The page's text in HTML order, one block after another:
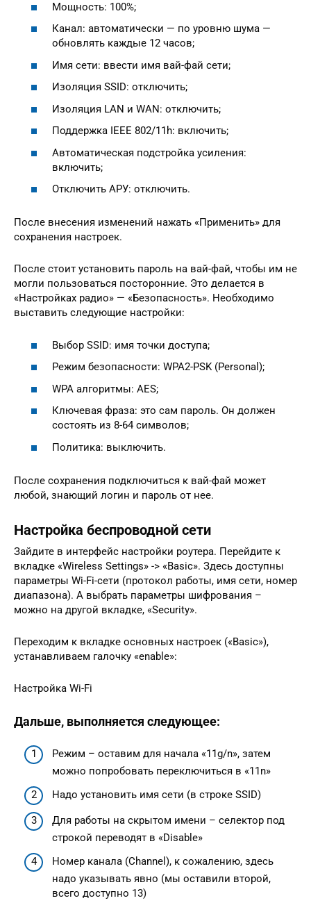
Мощность: 100%;
Канал: автоматически — по уровню шума —
обновлять каждые 12 часов;
Имя сети: ввести имя вай-фай сети;
Изоляция SSID: отключить;
Изоляция LAN и WAN: отключить;
Поддержка IEEE 802/11h: включить;
Автоматическая подстройка усиления:
включить;
Отключить АРУ: отключить.
После внесения изменений нажать «Применить» для
сохранения настроек.
После стоит установить пароль на вай-фай, чтобы им не
могли пользоваться посторонние. Это делается в
«Настройках радио» — «Безопасность». Необходимо
выставить следующие настройки:
Выбор SSID: имя точки доступа;
Режим безопасности: WPA2-PSK (Personal);
WPA алгоритмы: AES;
Ключевая фраза: это сам пароль. Он должен
состоять из 8-64 символов;
Политика: выключить.
После сохранения подключиться к вай-фай может
любой, знающий логин и пароль от нее.
Настройка беспроводной сети
Зайдите в интерфейс настройки роутера. Перейдите к
вкладке «Wireless Settings» -> «Basic». Здесь доступны
параметры Wi-Fi-сети (протокол работы, имя сети, номер
диапазона). А выбрать параметры шифрования –
можно на другой вкладке, «Security».
Переходим к вкладке основных настроек («Basic»),
устанавливаем галочку «enable»:
Настройка Wi-Fi
Дальше, выполняется следующее:
Режим – оставим для начала «11g/n», затем
можно попробовать переключиться в «11n»
Надо установить имя сети (в строке SSID)
Для работы на скрытом имени – селектор под
строкой переводят в «Disable»
Номер канала (Channel), к сожалению, здесь
надо указывать явно (мы оставили второй,
всего доступно 13)